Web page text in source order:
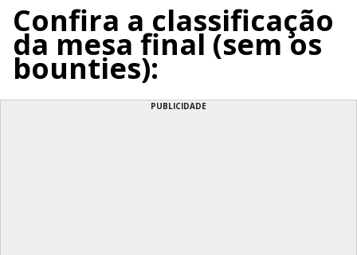
Confira a classificação
da mesa final (sem os
bounties):
PUBLICIDADE